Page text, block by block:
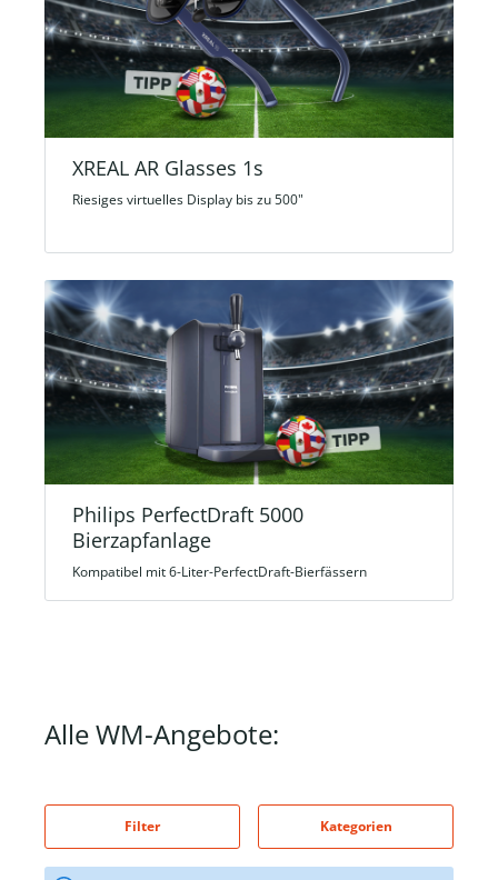
XREAL AR Glasses 1s
Riesiges virtuelles Display bis zu 500"
Philips PerfectDraft 5000
Bierzapfanlage
Kompatibel mit 6-Liter-PerfectDraft-Bierfässern
Alle WM-Angebote:
Filter Kategorien